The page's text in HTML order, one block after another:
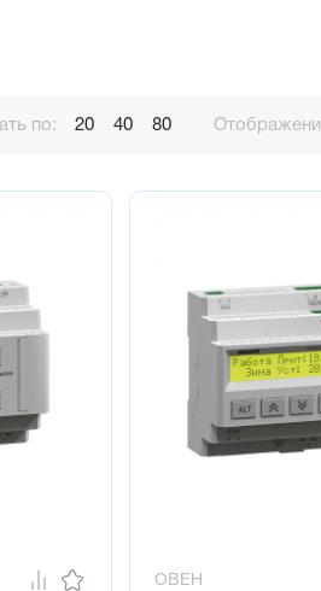
ТРМ1033 в систему
в течение часа
преобразователем
по: 20 40 80
ОВЕН